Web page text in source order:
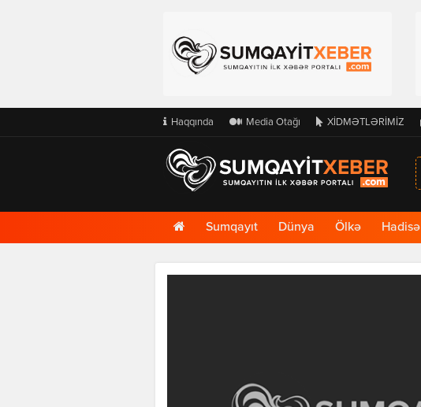
Haqqında Media Otağı XİDMƏTLƏRİMİZ
Ana
Səhifə
Sumqayıt Dünya Ölkə Hadisə